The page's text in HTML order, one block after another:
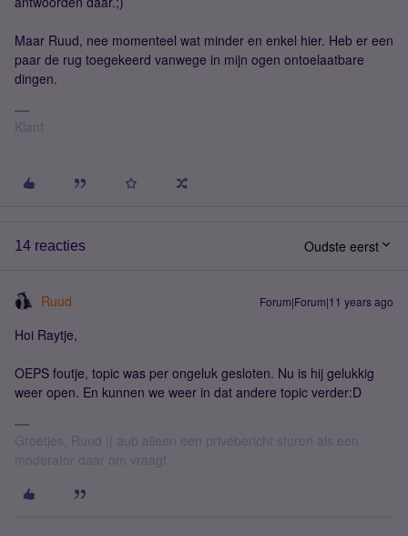
Maar Ruud, nee momenteel wat minder en enkel hier. Heb er een
paar de rug toegekeerd vanwege in mijn ogen ontoelaatbare
dingen.
Klant
14 reacties Oudste eerst
Ruud Forum|Forum|11 years ago
Hoi Raytje,
OEPS foutje, topic was per ongeluk gesloten. Nu is hij gelukkig
weer open. En kunnen we weer in dat andere topic verder:D
Groetjes, Ruud || aub alleen een privébericht sturen als een
moderator daar om vraagt.